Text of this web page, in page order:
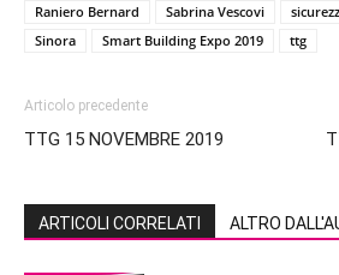
Raniero Bernard
Sabrina Vescovi
Sinora
Smart Building Expo 2019 ttg
Articolo precedente
TTG 15 NOVEMBRE 2019
ARTICOLI CORRELATI ALTRO